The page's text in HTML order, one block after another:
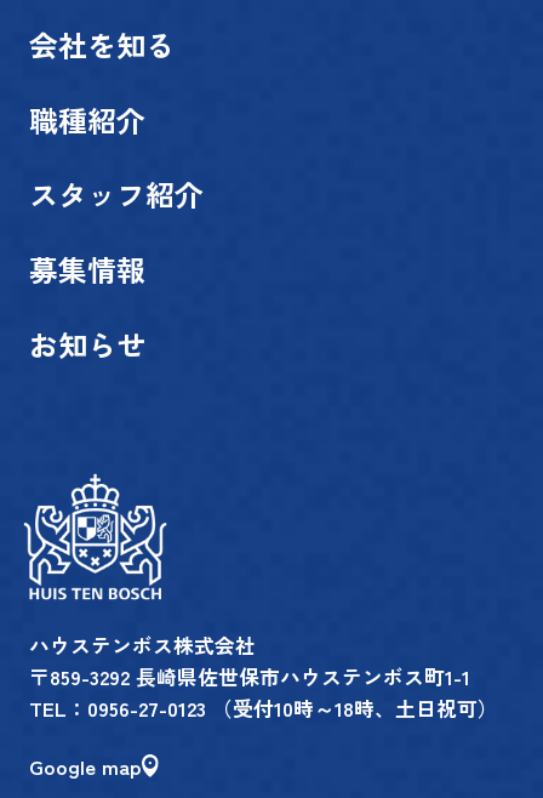
会社を知る
職種紹介
スタッフ紹介
募集情報
お知らせ
ハウステンボス株式会社
〒859-3292 長崎県佐世保市ハウステンボス町1-1
TEL： 0956-27-0123 （受付10時～18時、土日祝可）
Google map